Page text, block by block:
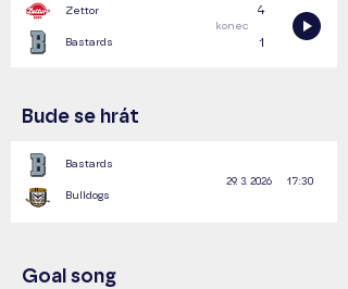
Zettor 4
konec
Bastards
1
Bude se hrát
Bastards
29. 3. 2026
Bulldogs
17:30
Goal song